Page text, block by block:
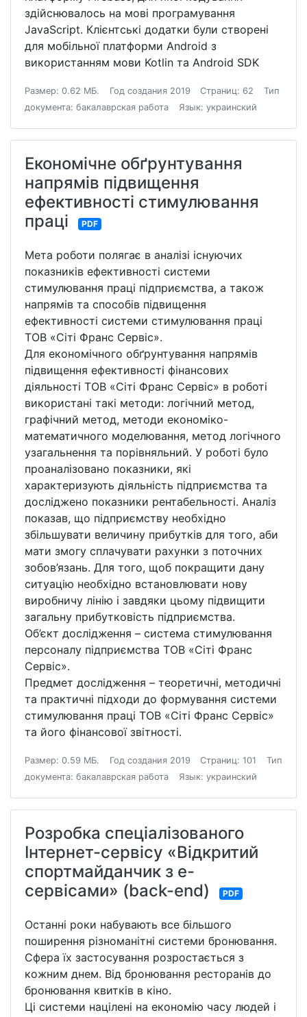
здійснювалось на мові програмування
JavaScript. Клієнтські додатки були створені
для мобільної платформи Android з
використанням мови Kotlin та Android SDK
Размер: 0.62 МБ. Год создания 2019 Страниц: 62
Тип
документа: бакалаврская работа
Язык: украинский
Економічне обґрунтування
напрямів підвищення
ефективності стимулювання
праці
PDF
Мета роботи полягає в аналізі існуючих
показників ефективності системи
стимулювання праці підприємства, а також
напрямів та способів підвищення
ефективності системи стимулювання праці
ТОВ «Сіті Франс Сервіс».
Для економічного обґрунтування напрямів
підвищення ефективності фінансових
діяльності ТОВ «Сіті Франс Сервіс» в роботі
використані такі методи: логічний метод,
графічний метод, методи економіко-
математичного моделювання, метод логічного
узагальнення та порівняльний. У роботі було
проаналізовано показники, які
характеризують діяльність підприємства та
досліджено показники рентабельності. Аналіз
показав, що підприємству необхідно
збільшувати величину прибутків для того, аби
мати змогу сплачувати рахунки з поточних
зобов’язань. Для того, щоб покращити дану
ситуацію необхідно встановлювати нову
виробничу лінію і завдяки цьому підвищити
загальну прибутковість підприємства.
Об’єкт дослідження – система стимулювання
персоналу підприємства ТОВ «Сіті Франс
Сервіс».
Предмет дослідження – теоретичні, методичні
та практичні підходи до формування системи
стимулювання праці ТОВ «Сіті Франс Сервіс»
та його фінансової звітності.
Размер: 0.59 МБ. Год создания 2019 Страниц: 101
Тип
документа: бакалаврская работа
Язык: украинский
Розробка спеціалізованого
Інтернет-сервісу «Відкритий
спортмайданчик з е-
сервісами» (back-end)
PDF
Останні роки набувають все більшого
поширення різноманітні системи бронювання.
Сфера їх застосування розростається з
кожним днем. Від бронювання ресторанів до
бронювання квитків в кіно.
Ці системи націлені на економію часу людей і